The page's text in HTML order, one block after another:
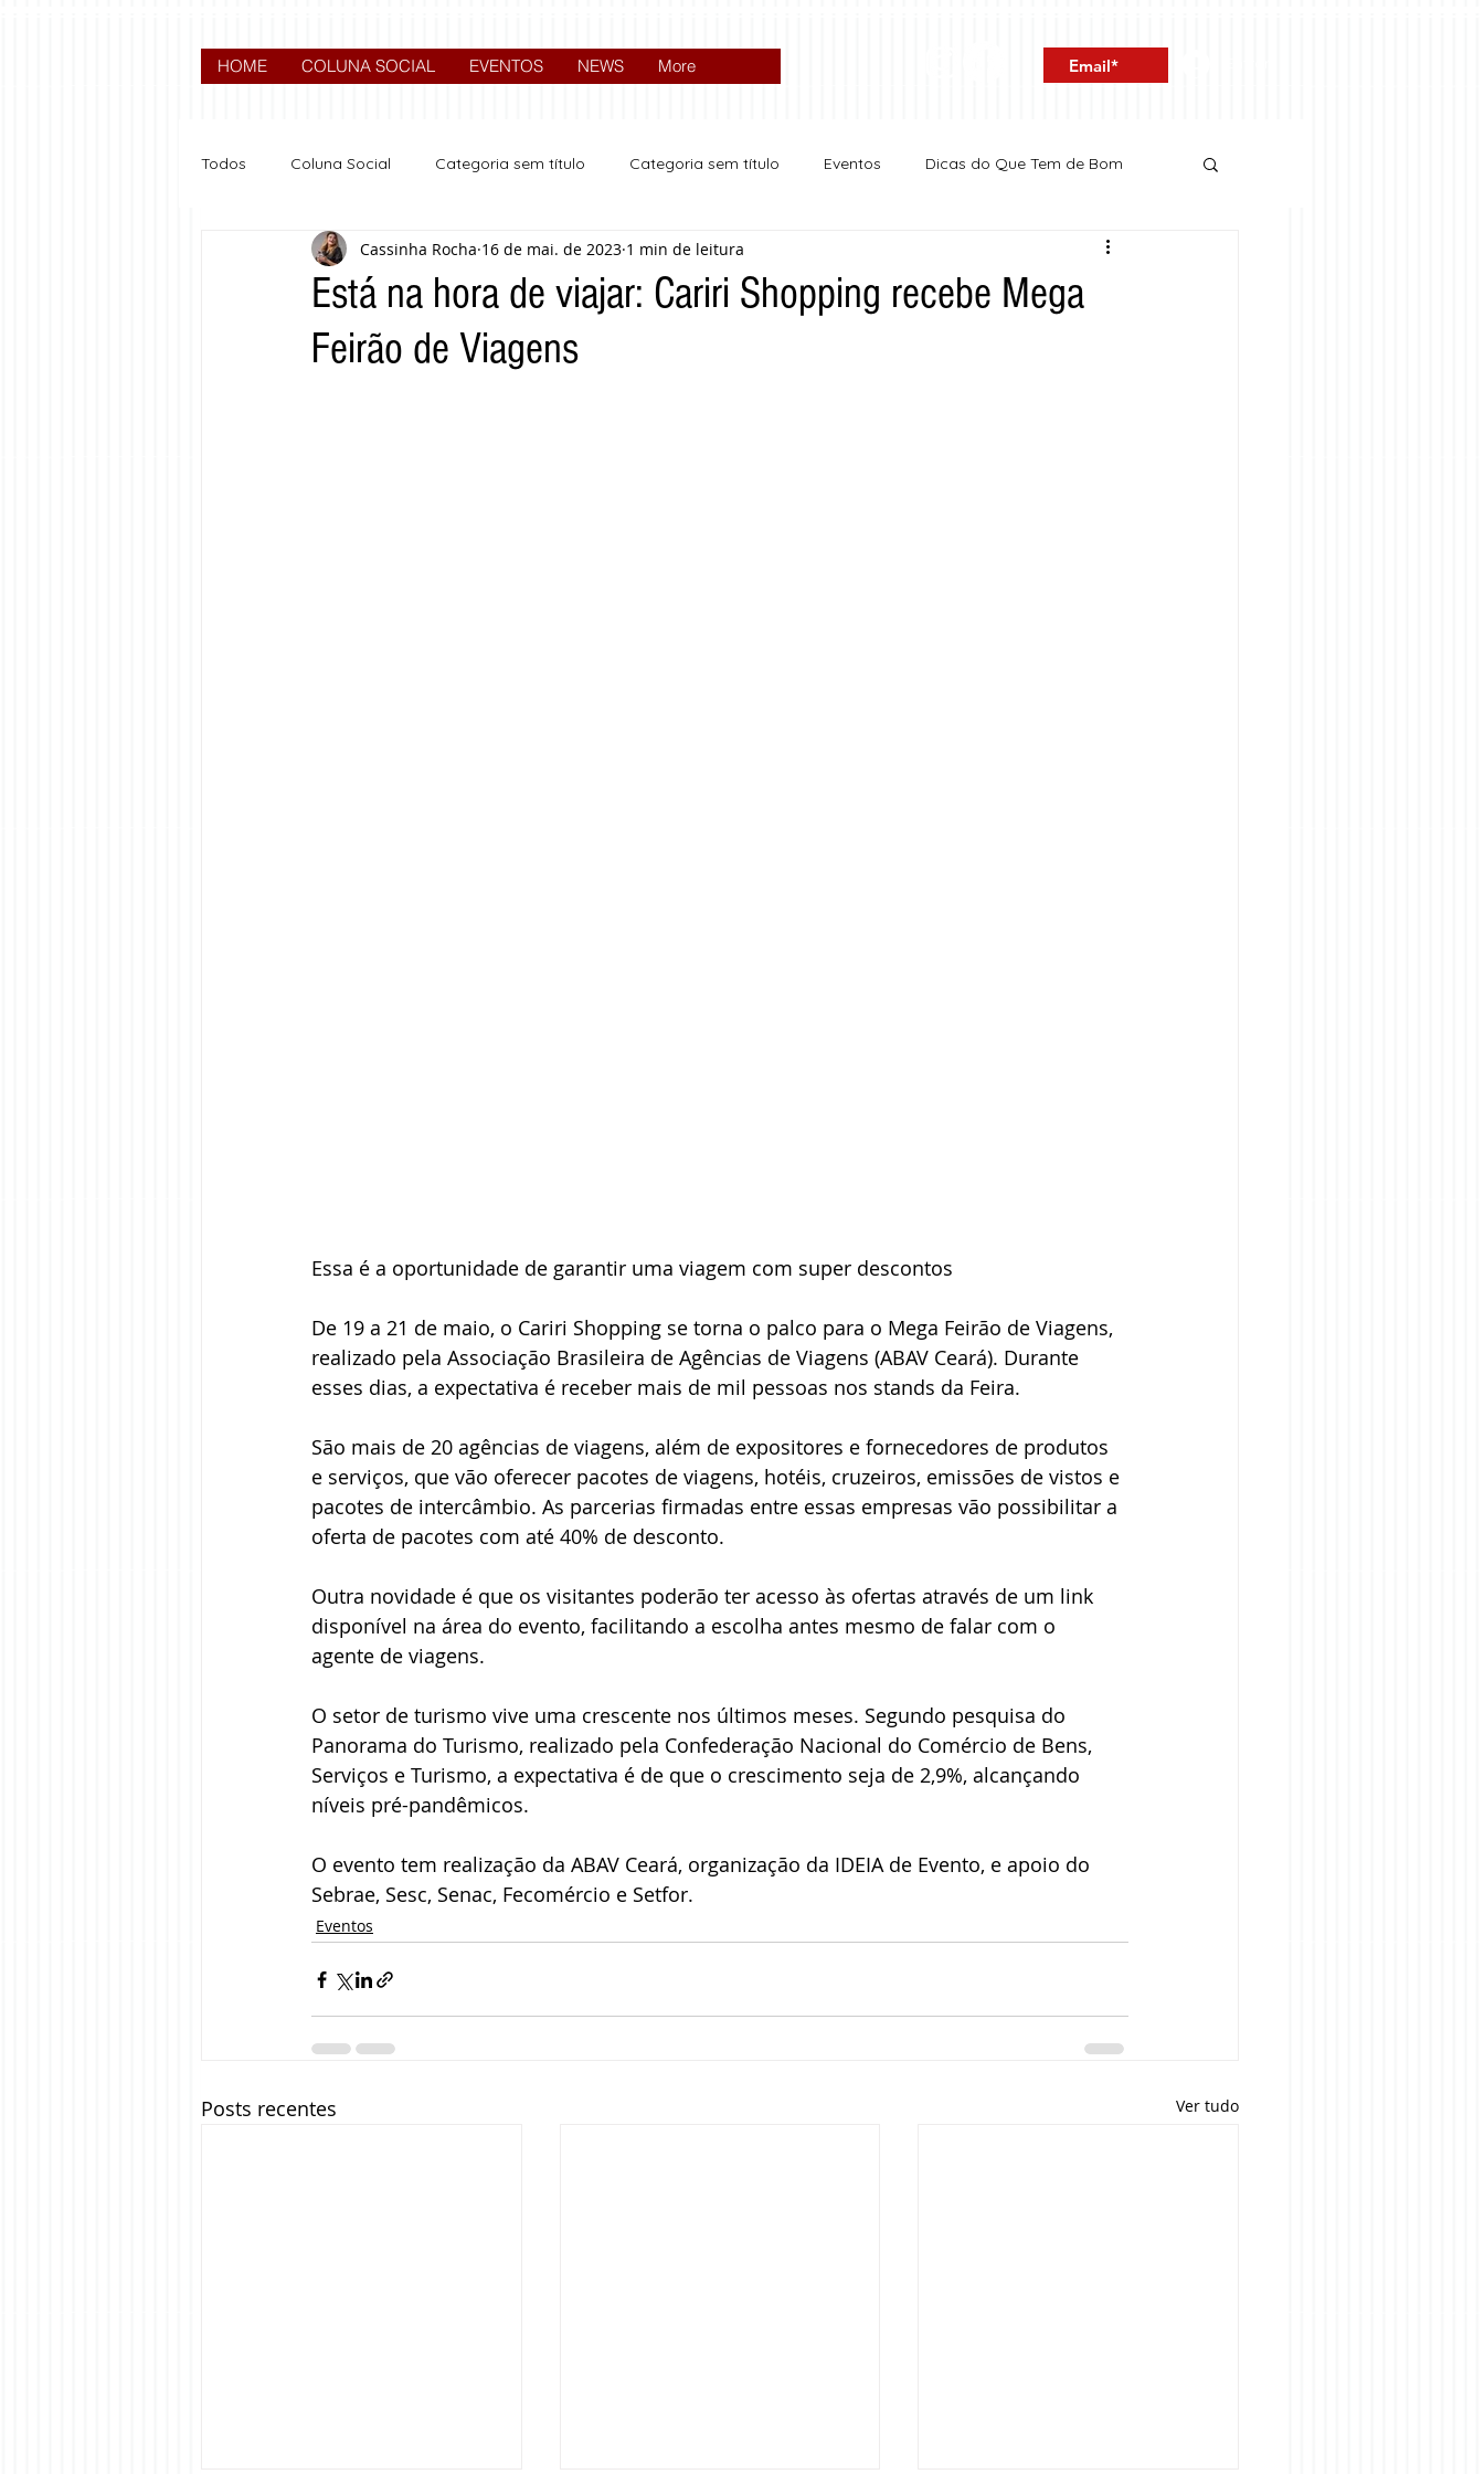
HOME COLUNA SOCIAL EVENTOS NEWS More
Todos Coluna Social Categoria sem título Categoria sem título Eventos Dicas do Que Tem de Bom
Nova categoria Expocrato 2024 Política
Está na hora de viajar: Cariri Shopping recebe Mega
Feirão de Viagens
Cassinha Rocha 16 de mai. de 2023 1 min de leitura
Essa é a oportunidade de garantir uma viagem com super descontos
De 19 a 21 de maio, o Cariri Shopping se torna o palco para o Mega Feirão de Viagens,
realizado pela Associação Brasileira de Agências de Viagens (ABAV Ceará). Durante
esses dias, a expectativa é receber mais de mil pessoas nos stands da Feira.
São mais de 20 agências de viagens, além de expositores e fornecedores de produtos
e serviços, que vão oferecer pacotes de viagens, hotéis, cruzeiros, emissões de vistos e
pacotes de intercâmbio. As parcerias firmadas entre essas empresas vão possibilitar a
oferta de pacotes com até 40% de desconto.
Outra novidade é que os visitantes poderão ter acesso às ofertas através de um link
disponível na área do evento, facilitando a escolha antes mesmo de falar com o
agente de viagens.
O setor de turismo vive uma crescente nos últimos meses. Segundo pesquisa do
Panorama do Turismo, realizado pela Confederação Nacional do Comércio de Bens,
Serviços e Turismo, a expectativa é de que o crescimento seja de 2,9%, alcançando
níveis pré-pandêmicos.
O evento tem realização da ABAV Ceará, organização da IDEIA de Evento, e apoio do
Sebrae, Sesc, Senac, Fecomércio e Setfor.
Eventos
Posts recentes Ver tudo